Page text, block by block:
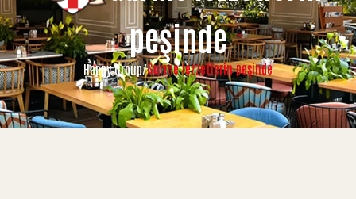
peşinde
Happy Group/Gurme lezzetlerin peşinde